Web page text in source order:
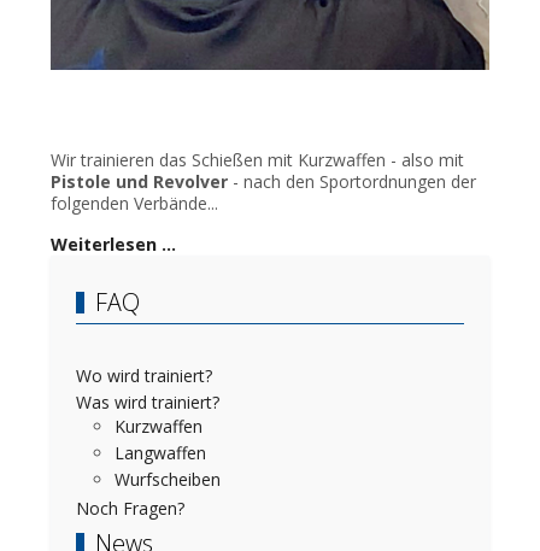
Wir trainieren das Schießen mit Kurzwaffen - also mit
Pistole und Revolver - nach den Sportordnungen der
folgenden Verbände...
Weiterlesen …
FAQ
Wo wird trainiert?
Was wird trainiert?
Kurzwaffen
Langwaffen
Wurfscheiben
Noch Fragen?
News